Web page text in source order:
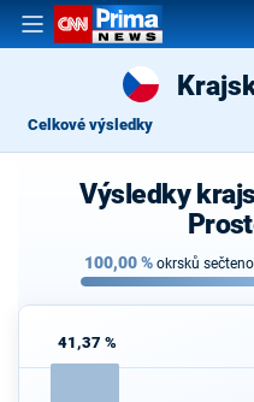
Celkové výsledky
Výsledky
100,00% okrsků sečteno
41,37 %